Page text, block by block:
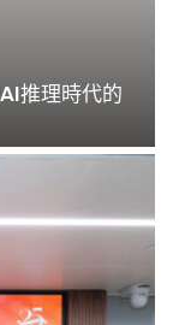
推理時代的